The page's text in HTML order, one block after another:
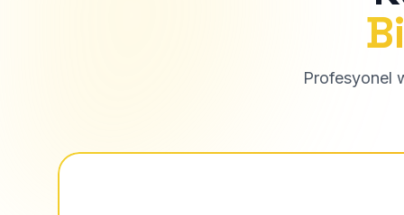
Profesyonel